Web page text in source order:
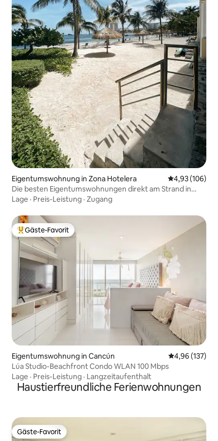
Eigentumswohnung in Zona Hotelera
4,93 (106)
Die besten Eigentumswohnungen direkt am Strand in
Cancún
Lage · Preis-Leistung · Zugang
Beliebter Gäste-Favorit.
Gäste-Favorit
Eigentumswohnung in Cancún
4,96 (137)
Lúa Studio-Beachfront Condo WLAN 100 Mbps
Lage · Preis-Leistung · Langzeitaufenthalt
Haustierfreundliche Ferienwohnungen
Gäste-Favorit
Gäste-Favorit